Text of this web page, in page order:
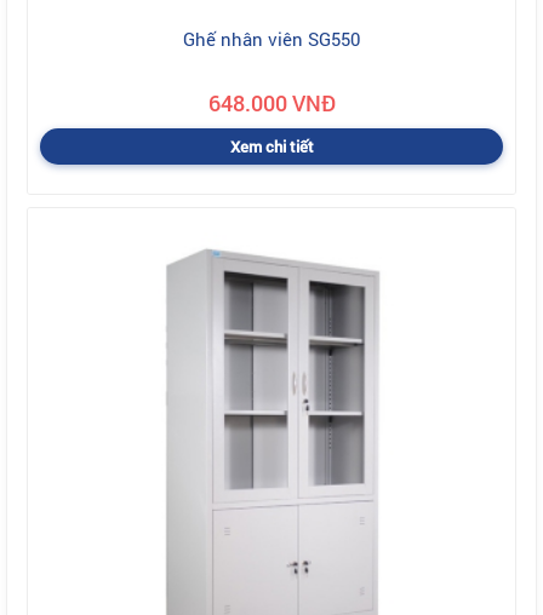
Ghế nhân viên SG550
648.000 VNĐ
Xem chi tiết